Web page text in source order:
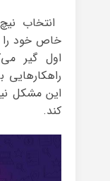
خاص خود را
اول گیر
این مشکل
کند.